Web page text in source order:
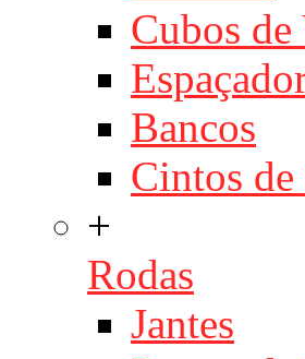
Cubos de
Bancos
Cintos de
+
Rodas
Jantes